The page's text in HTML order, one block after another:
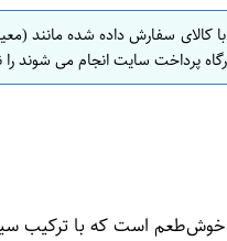
کالای سفارش داده شده مانند
پرداخت سایت انجام می شوند را
محصول سس سیر سیاه 524 گرم دلپذیر یک